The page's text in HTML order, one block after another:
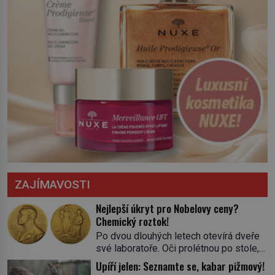
ZAJÍMAVOSTI
Nejlepší úkryt pro Nobelovy ceny?
Chemický roztok!
Po dvou dlouhých letech otevírá dveře
své laboratoře. Oči prolétnou po stole,
aby pak ulpěly na regálu, kde se nachází
všemožné látky. Hledá žluto-oranžovou
Upíří jelen: Seznamte se, kabar pižmový!